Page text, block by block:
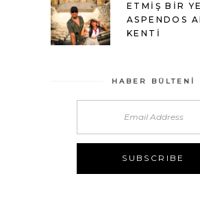
ETMIŞ BIR
ASPENDOS
KENTI
HABER BÜLTENI